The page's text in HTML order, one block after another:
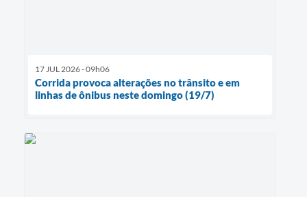
17 JUL 2026 - 09h06
Corrida provoca alterações no trânsito e em
linhas de ônibus neste domingo (19/7)